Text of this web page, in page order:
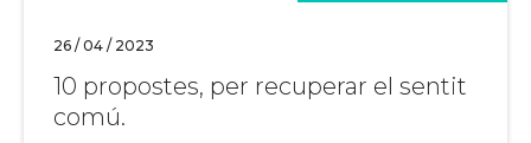
26 / 04 / 2023
10 propostes, per recuperar el sentit
comú.